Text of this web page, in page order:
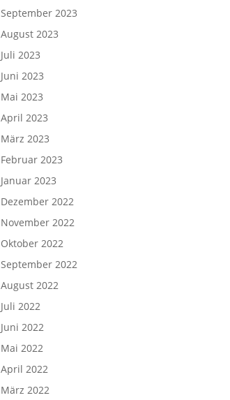
September 2023
August 2023
Juli 2023
Juni 2023
Mai 2023
April 2023
März 2023
Februar 2023
Januar 2023
Dezember 2022
November 2022
Oktober 2022
September 2022
August 2022
Juli 2022
Juni 2022
Mai 2022
April 2022
März 2022